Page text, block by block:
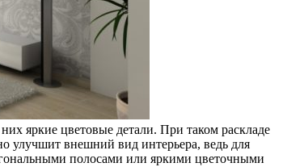
яркие цветовые детали. При таком раскладе
улучшит внешний вид интерьера, ведь для
полосами или яркими цветочными